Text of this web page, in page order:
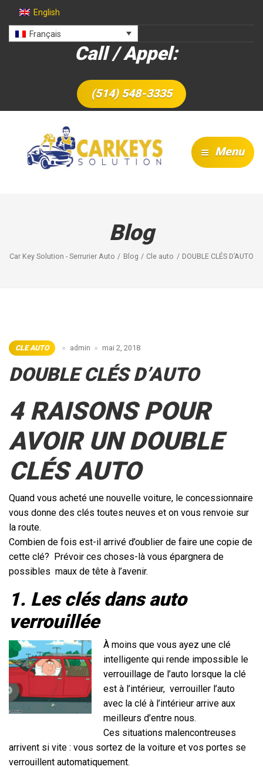
English
Français
Call / Appel:
(514) 548-3335
Menu
Blog
Car Key Solution - Serrurier Auto Blog Cle auto DOUBLE CLÉS D’AUTO
CLE AUTO admin mai 2, 2018
DOUBLE CLÉS D’AUTO
4 RAISONS POUR
AVOIR UN DOUBLE
CLÉS AUTO
Quand vous acheté une nouvelle voiture, le concessionnaire
vous donne des clés toutes neuves et on vous renvoie sur
la route.
Combien de fois est-il arrivé d’oublier de faire une copie de
cette clé? Prévoir ces choses-là vous épargnera de
possibles maux de tête à l’avenir.
1. Les clés dans auto
verrouillée
À moins que vous ayez une clé
intelligente qui rende impossible le
verrouillage de l’auto lorsque la clé
est à l’intérieur, verrouiller l’auto
avec la clé à l’intérieur arrive aux
meilleurs d’entre nous.
Ces situations malencontreuses
arrivent si vite : vous sortez de la voiture et vos portes se
verrouillent automatiquement.